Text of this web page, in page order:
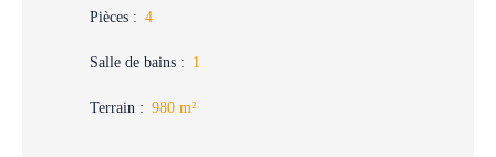
Pièces : 4
Salle de bains : 1
Terrain : 980 m²